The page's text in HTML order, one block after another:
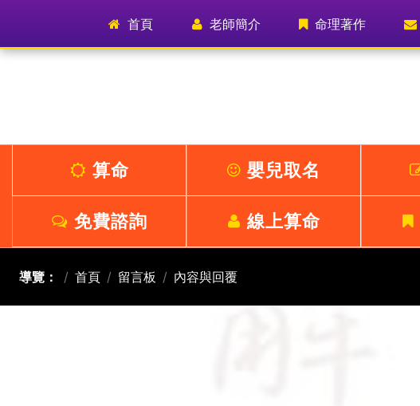
首頁 (current) 老師簡介 命理著作
算命 嬰兒取名
免費諮詢 線上算命
導覽： 首頁 留言板 內容與回覆